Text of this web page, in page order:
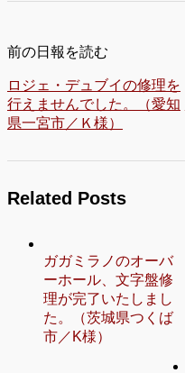
前の日報を読む
ロジェ・デュブイの修理を
行えませんでした。（愛知
県一宮市／Ｋ様）
Related Posts
ガガミラノのオーバ
ーホール、文字盤修
理が完了いたしまし
た。（茨城県つくば
市／K様）